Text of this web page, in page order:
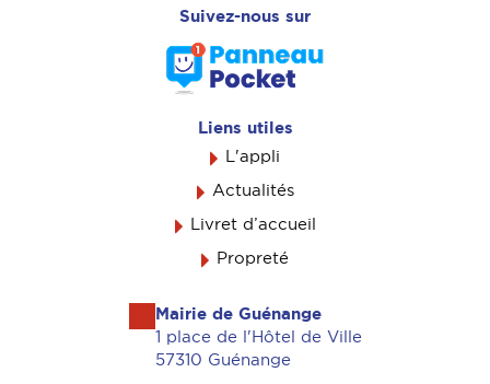
Suivez-nous sur
Liens utiles
L'appli
Actualités
Livret d’accueil
Propreté
Mairie de Guénange
1 place de l'Hôtel de Ville
57310 Guénange